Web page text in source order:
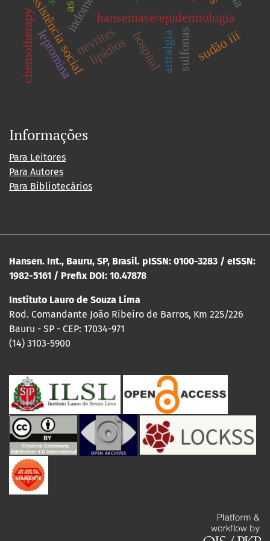
hanseníase/epidemiologia
artralgiasulfonas
assistência social hospital
nevrites
lipídios sudão iii
chemotherapylepromina
Informações
Para Leitores
Para Autores
Para Bibliotecários
Hansen. Int., Bauru, SP, Brasil. pISSN: 0100-3283 / eISSN:
1982-5161 / Prefix DOI: 10.47878
Instituto Lauro de Souza Lima
Rod. Comandante João Ribeiro de Barros, Km 225/226
Bauru - SP - CEP: 17034-971
(14) 3103-5900